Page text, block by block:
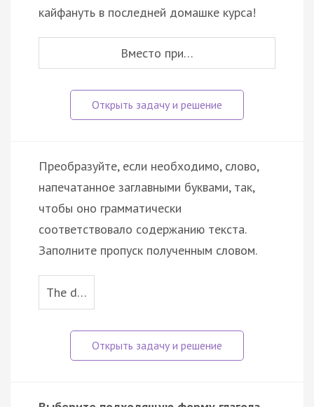
кайфануть в последней домашке курса!
Вместо при…
Преобразуйте, если необходимо, слово,
напечатанное заглавными буквами, так,
чтобы оно грамматически
соответствовало содержанию текста.
Заполните пропуск полученным словом.
The d…